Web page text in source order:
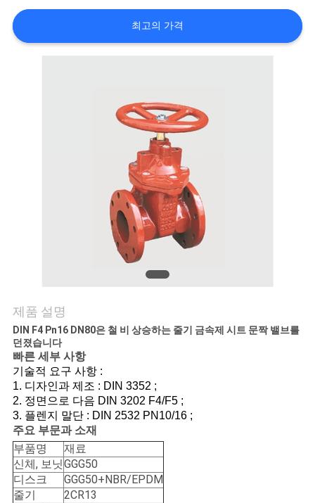
리
인
용
문
을
요
구
하
최고의 가격
제품 설명
DIN F4 Pn16 DN80은 철 비 상승하는 줄기 금속제 시트 문짝 밸브를
던졌습니다
빠른 세부 사항
기술적 요구 사항 :
1. 디자인과 제조 : DIN 3352 ;
2. 정면으로 다음 DIN 3202 F4/F5 ;
3. 플렌지 말단 : DIN 2532 PN10/16 ;
주요 부문과 소재
부품명
재료
신체, 보닛GGG50
디스크
GGG50+NBR/EPDM
줄기
2CR13